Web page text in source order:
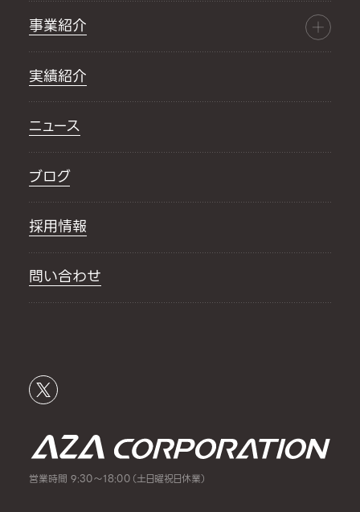
事業紹介
実績紹介
ニュース
ブログ
採用情報
問い合わせ
営業時間 9:30～18:00（土日曜祝日休業）